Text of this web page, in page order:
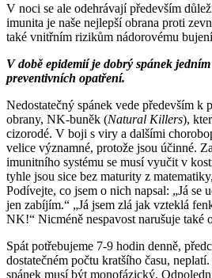
V noci se ale odehrávají především
imunita je naše nejlepší obrana proti
také vnitřním rizikům nádorovému
V době epidemií je dobrý spánek
preventivních opatření.
Nedostatečný spánek vede především k
obrany, NK-buněk (Natural Killers),
cizorodé. V boji s viry a dalšími
velice významné, protože jsou účinné.
imunitního systému se musí vyučit v
tyhle jsou sice bez maturity z
Podívejte, co jsem o nich napsal: „Já se
jen zabíjím.“ „Já jsem zlá jak vzteklá
NK!“ Nicméně nespavost narušuje také
Spát potřebujeme 7-9 hodin denně,
dostatečném počtu kratšího času,
spánek musí být monofázický.